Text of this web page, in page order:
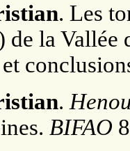
. Les
la Vallée
et
.
BIFAO